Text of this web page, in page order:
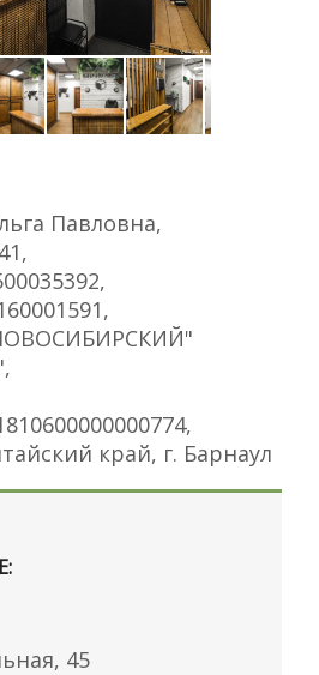
Павловна,
край, г. Барнаул
45